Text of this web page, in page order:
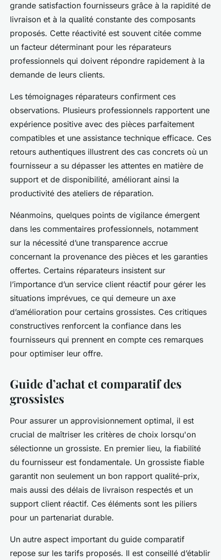
grande satisfaction fournisseurs grâce à la rapidité de
livraison et à la qualité constante des composants
proposés. Cette réactivité est souvent citée comme
un facteur déterminant pour les réparateurs
professionnels qui doivent répondre rapidement à la
demande de leurs clients.
Les témoignages réparateurs confirment ces
observations. Plusieurs professionnels rapportent une
expérience positive avec des pièces parfaitement
compatibles et une assistance technique efficace. Ces
retours authentiques illustrent des cas concrets où un
fournisseur a su dépasser les attentes en matière de
support et de disponibilité, améliorant ainsi la
productivité des ateliers de réparation.
Néanmoins, quelques points de vigilance émergent
dans les commentaires professionnels, notamment
sur la nécessité d’une transparence accrue
concernant la provenance des pièces et les garanties
offertes. Certains réparateurs insistent sur
l’importance d’un service client réactif pour gérer les
situations imprévues, ce qui demeure un axe
d’amélioration pour certains grossistes. Ces critiques
constructives renforcent la confiance dans les
fournisseurs qui prennent en compte ces remarques
pour optimiser leur offre.
Guide d’achat et comparatif des
grossistes
Pour assurer un approvisionnement optimal, il est
crucial de maîtriser les critères de choix lorsqu'on
sélectionne un grossiste. En premier lieu, la fiabilité
du fournisseur est fondamentale. Un grossiste fiable
garantit non seulement un bon rapport qualité-prix,
mais aussi des délais de livraison respectés et un
support client réactif. Ces éléments sont les piliers
pour un partenariat durable.
Un autre aspect important du guide comparatif
repose sur les tarifs proposés. Il est conseillé d’établir